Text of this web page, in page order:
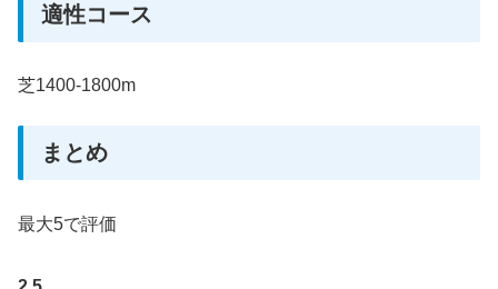
適性コース
芝1400-1800m
まとめ
最大5で評価